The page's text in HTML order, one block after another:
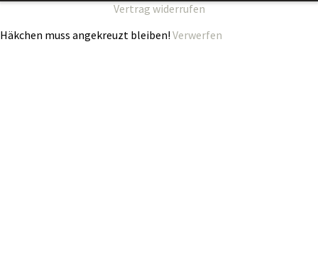
Vertrag widerrufen
Häkchen muss angekreuzt bleiben! Verwerfen